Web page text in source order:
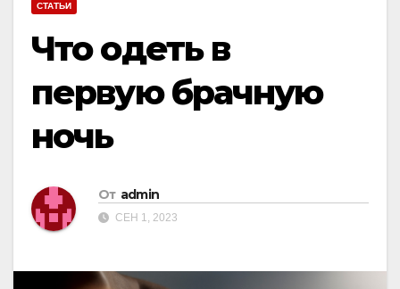
СТАТЬИ
Что одеть в
первую брачную
ночь
От admin
СЕН 1, 2023